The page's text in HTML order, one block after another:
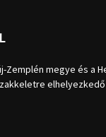
Zemplén megye és a